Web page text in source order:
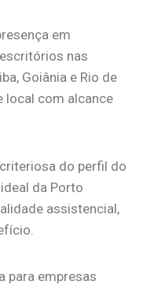
em
nas
Goiânia e Rio de
local com alcance
do perfil do
da Porto
assistencial,
para empresas